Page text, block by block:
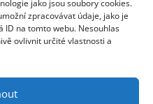
jako jsou soubory cookies.
zpracovávat údaje, jako je
ID na tomto webu. Nesouhlas
ovlivnit určité vlastnosti a